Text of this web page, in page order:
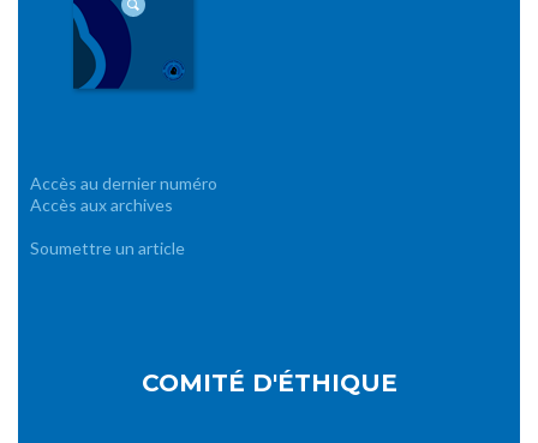
Accès au dernier numéro
Accès aux archives
Soumettre un article
COMITÉ D'ÉTHIQUE